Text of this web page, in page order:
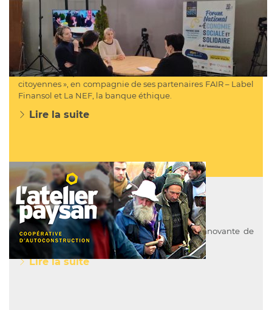
PARTICIPATION – FORUM NATIONAL
DE L’ESS 2024
la fédération des CIGALES a animé un atelier : « Pour une
finance éthique et solidaire, des solutions concrètes et
citoyennes », en compagnie de ses partenaires FAIR – Label
Finansol et La NEF, la banque éthique.
Lire la suite
ATELIER PAYSAN
L’Atelier Paysan développe une démarche innovante de
réappropriation des savoirs paysans…
Lire la suite